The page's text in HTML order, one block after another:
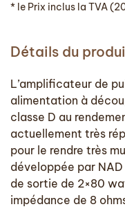
* le Prix inclus la TVA
Détails du
L’amplificateur de
alimentation à
classe D au
actuellement très
pour le rendre très
développée par
de sortie de 2×80
impédance de 8